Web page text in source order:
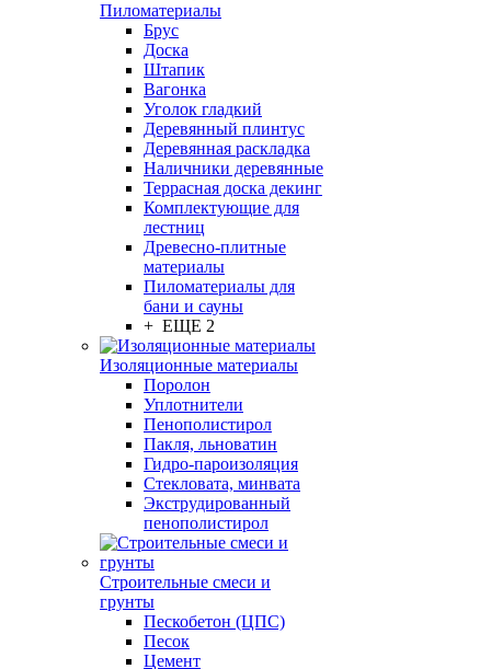
Пиломатериалы
Брус
Доска
Штапик
Вагонка
Уголок гладкий
Деревянный плинтус
Деревянная раскладка
Наличники деревянные
Террасная доска декинг
Комплектующие для
лестниц
Древесно-плитные
материалы
Пиломатериалы для
бани и сауны
+ ЕЩЕ 2
Изоляционные материалы
Поролон
Уплотнители
Пенополистирол
Пакля, льноватин
Гидро-пароизоляция
Стекловата, минвата
Экструдированный
пенополистирол
Строительные смеси и
грунты
Пескобетон (ЦПС)
Песок
Цемент